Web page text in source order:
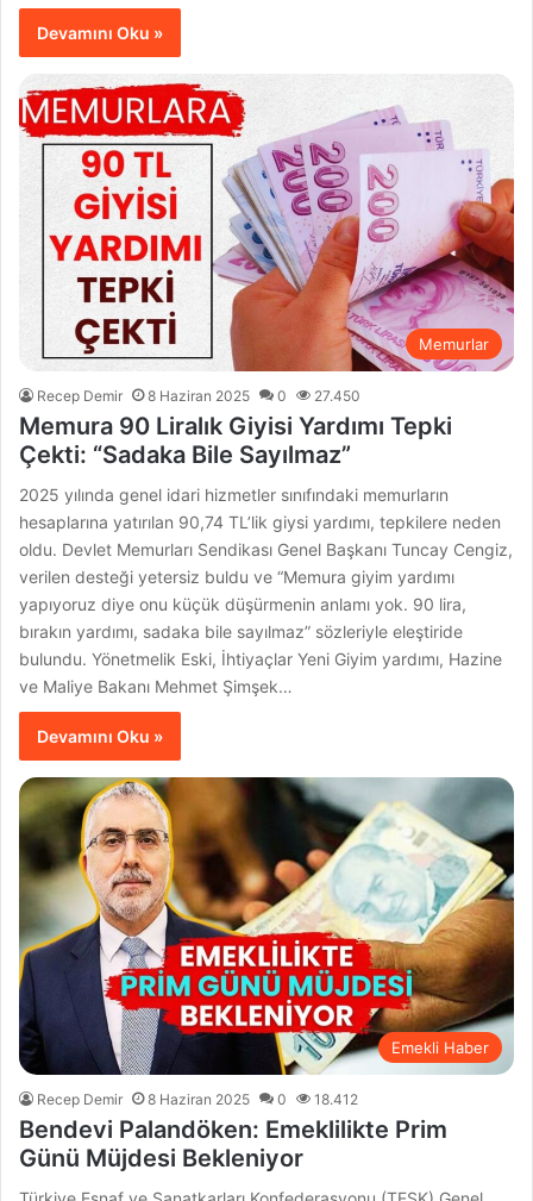
Devamını Oku »
Memurlar
Recep Demir 8 Haziran 2025 0 27.450
Memura 90 Liralık Giyisi Yardımı Tepki
Çekti: “Sadaka Bile Sayılmaz”
2025 yılında genel idari hizmetler sınıfındaki memurların
hesaplarına yatırılan 90,74 TL’lik giysi yardımı, tepkilere neden
oldu. Devlet Memurları Sendikası Genel Başkanı Tuncay Cengiz,
verilen desteği yetersiz buldu ve “Memura giyim yardımı
yapıyoruz diye onu küçük düşürmenin anlamı yok. 90 lira,
bırakın yardımı, sadaka bile sayılmaz” sözleriyle eleştiride
bulundu. Yönetmelik Eski, İhtiyaçlar Yeni Giyim yardımı, Hazine
ve Maliye Bakanı Mehmet Şimşek…
Devamını Oku »
Emekli Haber
Recep Demir 8 Haziran 2025 0 18.412
Bendevi Palandöken: Emeklilikte Prim
Günü Müjdesi Bekleniyor